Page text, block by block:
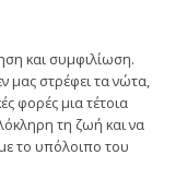
και συμφιλίωση.
μας στρέφει τα νώτα,
φορές μια τέτοια
τη ζωή και να
το υπόλοιπο του